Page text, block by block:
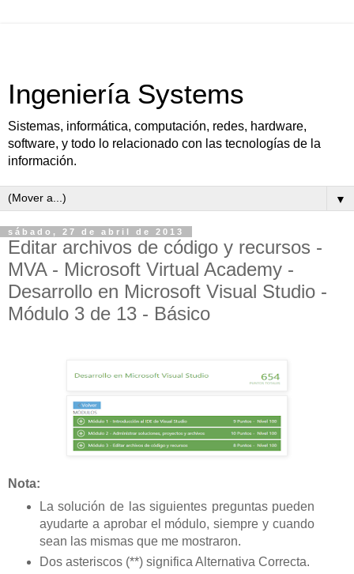
Ingeniería Systems
Sistemas, informática, computación, redes, hardware,
software, y todo lo relacionado con las tecnologías de la
información.
▼
sábado, 27 de abril de 2013
Editar archivos de código y recursos -
MVA - Microsoft Virtual Academy -
Desarrollo en Microsoft Visual Studio -
Módulo 3 de 13 - Básico
Nota:
La solución de las siguientes preguntas pueden
ayudarte a aprobar el módulo, siempre y cuando
sean las mismas que me mostraron.
Dos asteriscos (**) significa Alternativa Correcta.